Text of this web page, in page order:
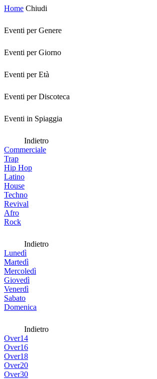
Home Chiudi
Eventi per Genere
Eventi per Giorno
Eventi per Età
Eventi per Discoteca
Eventi in Spiaggia
Indietro
Commerciale
Trap
Hip Hop
Latino
House
Techno
Revival
Afro
Rock
Indietro
Lunedì
Martedì
Mercoledì
Giovedì
Venerdì
Sabato
Domenica
Indietro
Over14
Over16
Over18
Over20
Over30